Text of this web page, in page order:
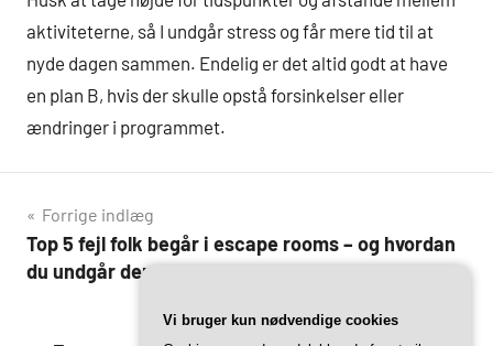
aktiviteterne, så I undgår stress og får mere tid til at
nyde dagen sammen. Endelig er det altid godt at have
en plan B, hvis der skulle opstå forsinkelser eller
ændringer i programmet.
Indlægsnavigation
Forrige indlæg
Top 5 fejl folk begår i escape rooms – og hvordan
du undgår dem
Næste indlæg
Vi bruger kun nødvendige cookies